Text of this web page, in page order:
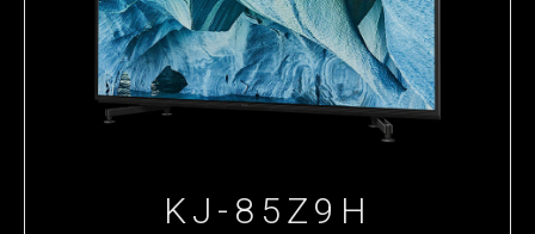
KJ-85Z9H